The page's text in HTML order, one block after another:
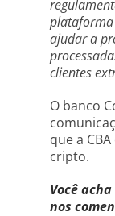
plataforma
ajudar a
clientes
O banco
que a
cripto.
Você
nos